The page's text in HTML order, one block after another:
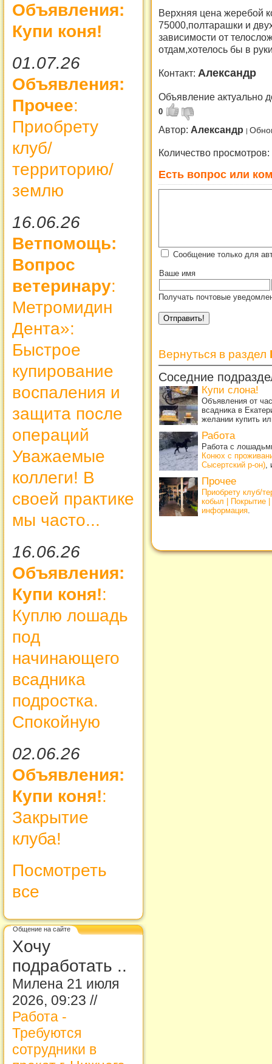
Объявления:
Купи коня!
01.07.26
Объявления:
Прочее:
Приобрету
клуб/
территорию/
землю
16.06.26
Ветпомощь:
Вопрос
ветеринару:
Метромидин
Дента»:
Быстрое
купирование
воспаления и
защита после
операций
Уважаемые
коллеги! В
своей практике
мы часто...
16.06.26
Объявления:
Купи коня!:
Куплю лошадь
под
начинающего
всадника
подростка.
Спокойную
02.06.26
Объявления:
Купи коня!:
Закрытие
клуба!
Посмотреть
все
Общение на сайте
Хочу
подработать ..
Милена 21 июля
2026, 09:23 //
Работа -
Требуются
сотрудники в
Верхняя цена жеребой
75000,полтарашки и
зависимости от
отдам,хотелось бы в
Контакт: Александр
Объявление актуально
0
Автор: Александр
Количество просмотров:
Есть вопрос или
Сообщение только для
Ваше имя
Получать почтовые
Вернуться в раздел
Соседние
Купи слона!
Объявления от
всадника в
желании купить
Работа
Работа с
Конюх с
Сысертский р-он)
Прочее
Приобрету клуб/
кобыл | Покрытие
информация